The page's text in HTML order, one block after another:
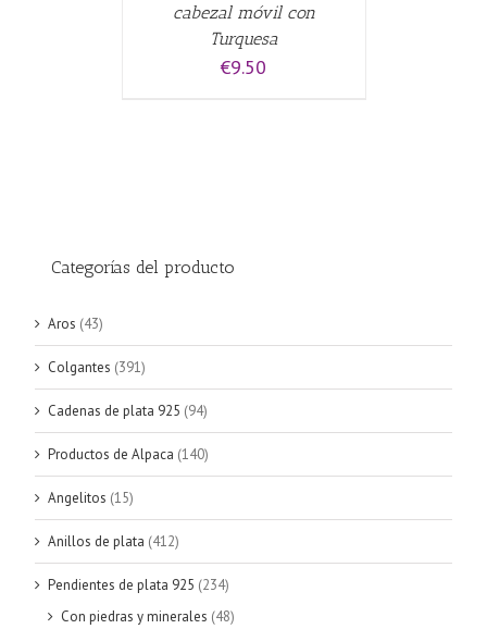
cabezal móvil con
Turquesa
€9.50
Categorías del producto
Aros (43)
Colgantes (391)
Cadenas de plata 925 (94)
Productos de Alpaca (140)
Angelitos (15)
Anillos de plata (412)
Pendientes de plata 925 (234)
Con piedras y minerales (48)